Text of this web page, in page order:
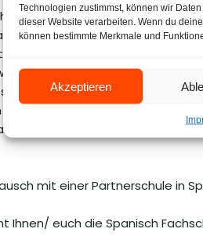
Technologien zustimmst, können wir
dieser Website verarbeiten. Wenn du
können bestimmte Merkmale und
Akzeptieren
Förderung der
sicher auf
Kompetenzen (Hör- und
durch die Anwendung
authentische Schreib- und
das Spanischlernen
wie Erklärvideos,
mit einer Partnerschule in
Ihnen/ euch die Spanisch